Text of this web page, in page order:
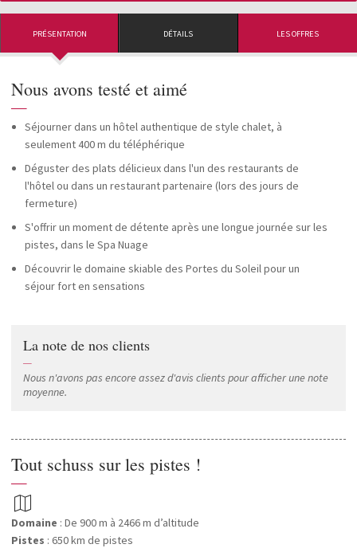
PRÉSENTATION DÉTAILS LES OFFRES
Nous avons testé et aimé
—
Séjourner dans un hôtel authentique de style chalet, à
seulement 400 m du téléphérique
Déguster des plats délicieux dans l'un des restaurants de
l'hôtel ou dans un restaurant partenaire (lors des jours de
fermeture)
S'offrir un moment de détente après une longue journée sur les
pistes, dans le Spa Nuage
Découvrir le domaine skiable des Portes du Soleil pour un
séjour fort en sensations
La note de nos clients
—
Nous n'avons pas encore assez d'avis clients pour afficher une note
moyenne.
Tout schuss sur les pistes !
—
Domaine : De 900 m à 2466 m d’altitude
Pistes : 650 km de pistes